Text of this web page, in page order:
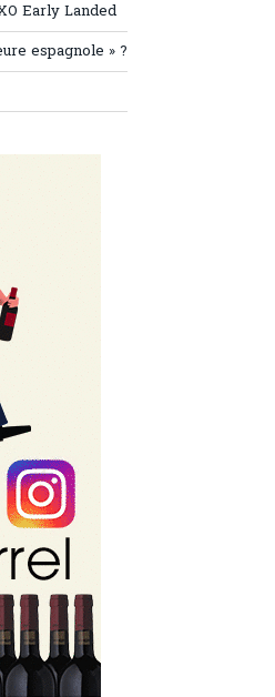
Early Landed
espagnole » ?